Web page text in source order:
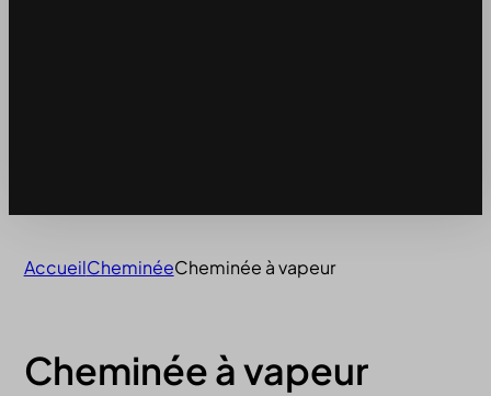
AccueilCheminéeCheminée à vapeur
Cheminée à vapeur